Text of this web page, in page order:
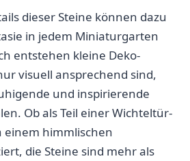
dieser Steine können dazu
in‍ jedem Miniaturgarten
entstehen kleine ​Deko-
visuell ansprechend⁣ sind,
und⁣ inspirierende
Ob als Teil einer Wichteltür-
einem himmlischen‍
die Steine sind⁢ mehr als